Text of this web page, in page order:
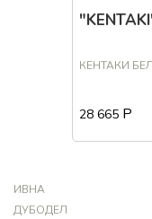
КЕНТАКИ
28 665 Р
ИВНА
ДУБОДЕЛ